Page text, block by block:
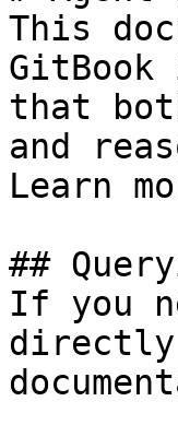
This
that
and
Learn
##
If you
directly